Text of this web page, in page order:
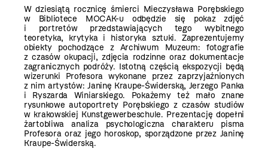
W dziesiątą rocznicę śmierci Mieczysława Porębskiego
w Bibliotece MOCAK-u odbędzie się pokaz zdjęć
i portretów przedstawiających tego wybitnego
teoretyka, krytyka i historyka sztuki. Zaprezentujemy
obiekty pochodzące z Archiwum Muzeum: fotografie
z czasów okupacji, zdjęcia rodzinne oraz dokumentacje
zagranicznych podróży. Istotną częścią ekspozycji będą
wizerunki Profesora wykonane przez zaprzyjaźnionych
z nim artystów: Janinę Kraupe-Świderską, Jerzego Panka
i Ryszarda Winiarskiego. Pokażemy też mało znane
rysunkowe autoportrety Porębskiego z czasów studiów
w krakowskiej Kunstgewerbeschule. Prezentację dopełni
żartobliwa analiza psychologiczna charakteru pisma
Profesora oraz jego horoskop, sporządzone przez Janinę
Kraupe-Świderską.